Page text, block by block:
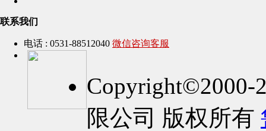
联系我们
电话 : 0531-88512040 微信咨询客服
Copyright©2000-
限公司 版权所有